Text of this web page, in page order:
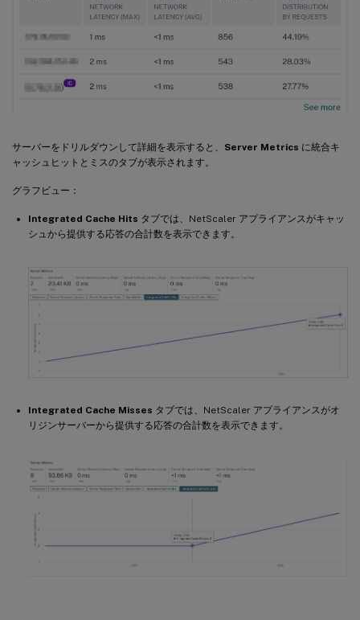
サーバーをドリルダウンして詳細を表示すると、 Server Metrics に統合キ
ャッシュヒットとミスのタブが表示されます。
グラフビュー：
Integrated Cache Hits タブでは、NetScaler アプライアンスがキャッ
シュから提供する応答の合計数を表示できます。
Integrated Cache Misses タブでは、NetScaler アプライアンスがオ
リジンサーバーから提供する応答の合計数を表示できます。